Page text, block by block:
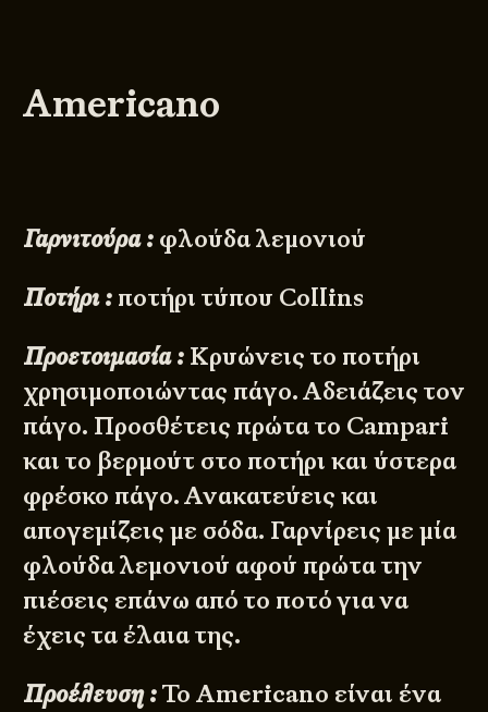
Americano
Γαρνιτούρα : φλούδα λεμονιού
Ποτήρι : ποτήρι τύπου Collins
Προετοιμασία : Κρυώνεις το ποτήρι
χρησιμοποιώντας πάγο. Αδειάζεις τον
πάγο. Προσθέτεις πρώτα το Campari
και το βερμούτ στο ποτήρι και ύστερα
φρέσκο πάγο. Ανακατεύεις και
απογεμίζεις με σόδα. Γαρνίρεις με μία
φλούδα λεμονιού αφού πρώτα την
πιέσεις επάνω από το ποτό για να
έχεις τα έλαια της.
Προέλευση :Το Americano είναι ένα